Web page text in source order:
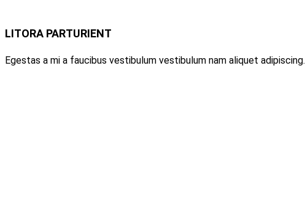
LITORA PARTURIENT
Egestas a mi a faucibus vestibulum vestibulum nam aliquet adipiscing.